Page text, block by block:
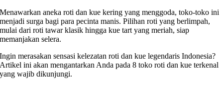
Menawarkan aneka roti dan kue kering yang menggoda, toko-toko ini
menjadi surga bagi para pecinta manis. Pilihan roti yang berlimpah,
mulai dari roti tawar klasik hingga kue tart yang meriah, siap
memanjakan selera.
Ingin merasakan sensasi kelezatan roti dan kue legendaris Indonesia?
Artikel ini akan mengantarkan Anda pada 8 toko roti dan kue terkenal
yang wajib dikunjungi.